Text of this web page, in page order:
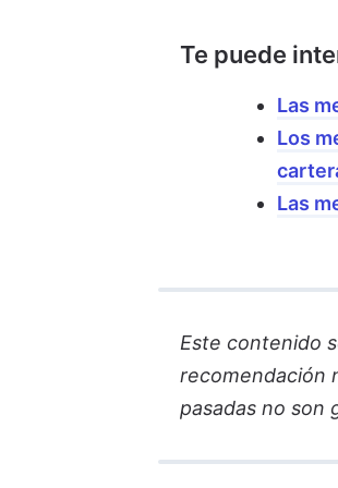
Te puede
Las
Los
Las
Este contenido
recomendación
pasadas no son